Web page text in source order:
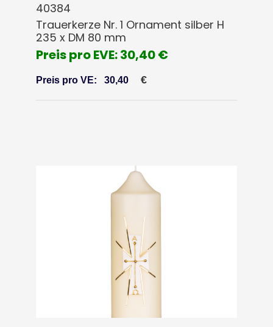
40384
Trauerkerze Nr. 1 Ornament silber H
235 x DM 80 mm
Preis pro EVE: 30,40 €
Preis pro VE: 30,40 €